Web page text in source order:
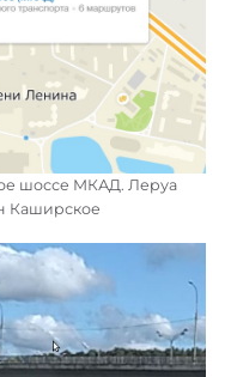
шоссе МКАД. Леруа
Каширское